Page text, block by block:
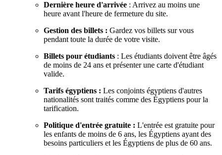
Dernière heure d'arrivée : Arrivez au moins une
heure avant l'heure de fermeture du site.
Gestion des billets : Gardez vos billets sur vous
pendant toute la durée de votre visite.
Billets pour étudiants : Les étudiants doivent être âgés
de moins de 24 ans et présenter une carte d'étudiant
valide.
Tarifs égyptiens : Les conjoints égyptiens d'autres
nationalités sont traités comme des Égyptiens pour la
tarification.
Politique d'entrée gratuite : L'entrée est gratuite pour
les enfants de moins de 6 ans, les Égyptiens ayant des
besoins particuliers et les Égyptiens de plus de 60 ans.